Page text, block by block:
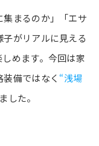
集まるのか」「エサ
がリアルに見える
めます。今回は家
備ではなく “浅場
した。